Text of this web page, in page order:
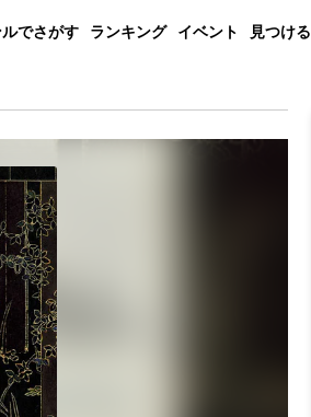
でさがす ランキング イベント 見つける